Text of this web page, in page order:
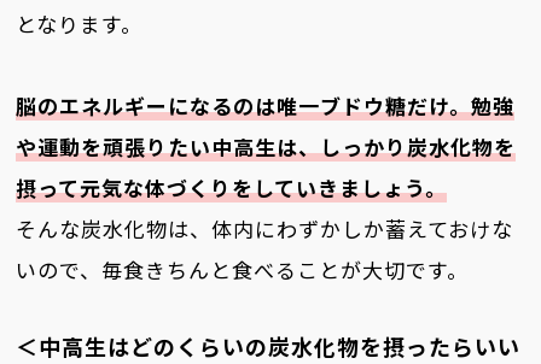
となります。
脳のエネルギーになるのは唯一ブドウ糖だけ。勉強
や運動を頑張りたい中高生は、しっかり炭水化物を
摂って元気な体づくりをしていきましょう。
そんな炭水化物は、体内にわずかしか蓄えておけな
いので、毎食きちんと食べることが大切です。
＜中高生はどのくらいの炭水化物を摂ったらいい